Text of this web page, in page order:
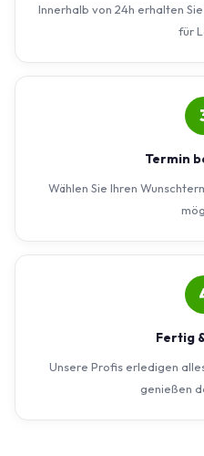
Innerhalb von 24h erhalten
für
Termin
Wählen Sie Ihren
Fertig
Unsere Profis erledigen
genießen